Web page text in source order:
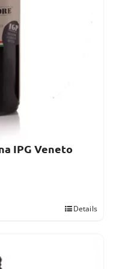
IPG Veneto
Details